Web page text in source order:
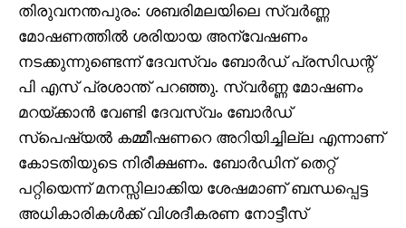
തിരുവനന്തപുരം: ശബരിമലയിലെ സ്വർണ്ണ
മോഷണത്തിൽ ശരിയായ അന്വേഷണം
നടക്കുന്നുണ്ടെന്ന് ദേവസ്വം ബോർഡ് പ്രസിഡന്റ്
പി എസ് പ്രശാന്ത് പറഞ്ഞു. സ്വർണ്ണ മോഷണം
മറയ്ക്കാൻ വേണ്ടി ദേവസ്വം ബോർഡ്
സ്പെഷ്യൽ കമ്മീഷണറെ അറിയിച്ചില്ല എന്നാണ്
കോടതിയുടെ നിരീക്ഷണം. ബോർഡിന് തെറ്റ്
പറ്റിയെന്ന് മനസ്സിലാക്കിയ ശേഷമാണ് ബന്ധപ്പെട്ട
അധികാരികൾക്ക് വിശദീകരണ നോട്ടീസ്